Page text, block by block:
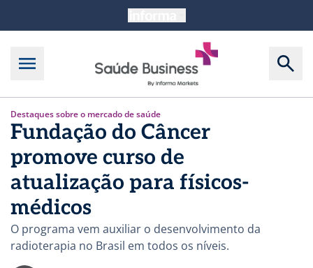
Destaques sobre o mercado de saúde
Fundação do Câncer
promove curso de
atualização para físicos-
médicos
O programa vem auxiliar o desenvolvimento da
radioterapia no Brasil em todos os níveis.